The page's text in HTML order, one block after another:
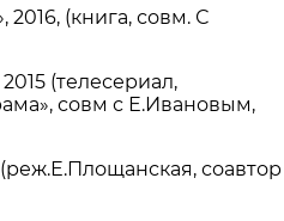
(книга, совм. С
(телесериал,
совм с Е.Ивановым,
(реж.Е.Площанская, соавтор